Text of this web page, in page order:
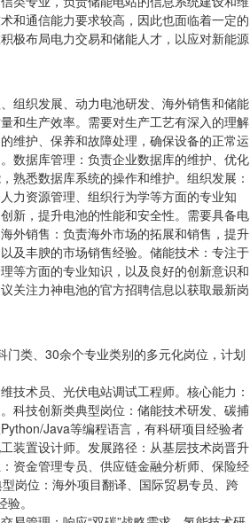
和通信能力要求较高，因此也面临着一定的
极布局电力交易和储能人才，以应对新能源
组织发展、动力电池研发、海外销售和储能
和生产效率。需要对生产工艺有深入的理解
维护、保养和故障处理，确保设备的正常运
数据库管理：负责企业数据库的维护、优化
熟悉数据库系统的操作和维护。组织发展：
力资源管理、组织行为学等方面的专业知
新，提升电池的性能和安全性。需要具备电
外销售：负责海外市场的拓展和销售，提升
及丰腴的市场销售经验。储能技术：专注于
等方面的专业知识，以及良好的创新意识和
关注力神电池的官方招聘信息以获取最新岗
类、30余个专业类别的多元化岗位，计划
技术员、光伏电站调试工程师。核心能力：
科技创新类典型岗位：储能技术研发、碳捕
Java等编程语言，有科研项目经验者
装置设计师。发展路径：从基层技术岗晋升
资金管理专员、供应链金融分析师、保险经
岗位：海外项目翻译、国际贸易专员、跨
。